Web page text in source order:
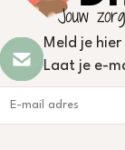
Meld je
Laat je e-